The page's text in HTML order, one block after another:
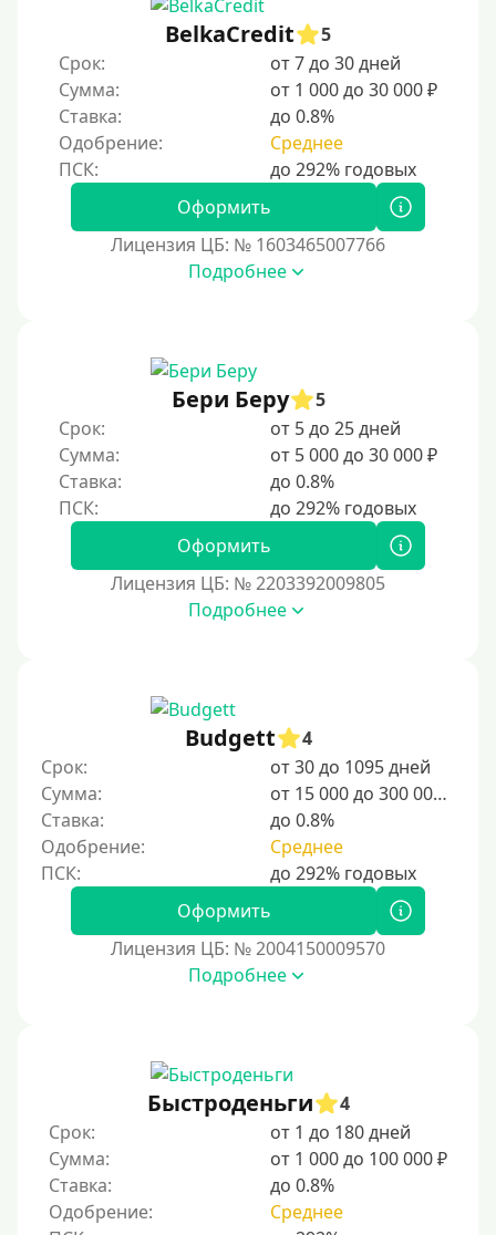
За 15 минут
За час
Срочные
Моментальные онлайн
В день обращения
С 19 лет
С 20 лет
С 21 года
С 22 лет
С 23 лет
Несовершеннолетним
Для мужчин
Женский займ
Мамам в декрете
Без прописки
С временной регистрацией
Пенсионерам до 70 лет
Пенсионерам до 75 лет
Пенсионерам до 80 лет
Пенсионерам до 85 лет
BelkaCredit
5
Срок:
от 7 до 30 дней
Сумма:
от 1 000 до 30 000 ₽
Ставка:
до 0.8%
Одобрение:
Среднее
Оформить
Лицензия ЦБ: № 1603465007766
Подробнее
Бери Беру
5
Срок:
от 5 до 25 дней
Сумма:
от 5 000 до 30 000 ₽
Ставка:
до 0.8%
Оформить
Лицензия ЦБ: № 2203392009805
Подробнее
Budgett
4
Срок:
от 30 до 1095 дней
Сумма:
от 15 000 до 300 000 ₽
Ставка:
до 0.8%
Одобрение:
Среднее
Оформить
Лицензия ЦБ: № 2004150009570
Подробнее
Быстроденьги
4
Срок:
от 1 до 180 дней
Сумма:
от 1 000 до 100 000 ₽
Ставка:
до 0.8%
Одобрение:
Среднее